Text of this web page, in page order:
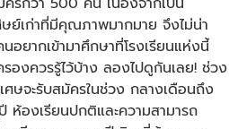
ย์เก่าที่มีคุณภาพมากมาย จึงไม่น่า
ยากเข้ามาศึกษาที่โรงเรียนแห่งนี้
องควรรู้ไว้บ้าง ลองไปดูกันเลย! ช่วง
ศษจะรับสมัครในช่วง กลางเดือนถึง
องเรียนปกติและความสามารถ